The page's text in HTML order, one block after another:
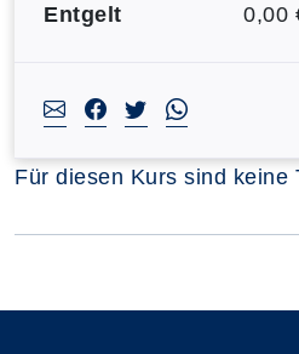
Entgelt 0,00
Für diesen Kurs sind keine